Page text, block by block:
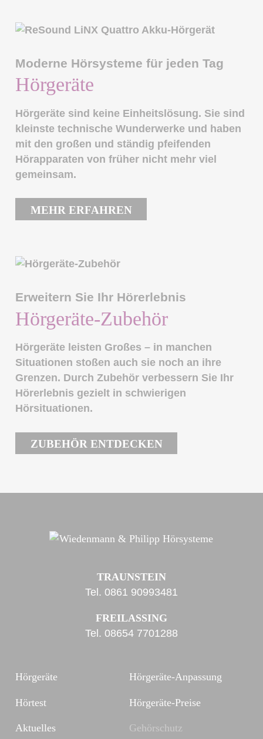
Moderne Hörsysteme für jeden Tag
Hörgeräte
Hörgeräte sind keine Einheitslösung. Sie sind
kleinste technische Wunderwerke und haben
mit den großen und ständig pfeifenden
Hörapparaten von früher nicht mehr viel
gemeinsam.
MEHR ERFAHREN
Erweitern Sie Ihr Hörerlebnis
Hörgeräte-Zubehör
Hörgeräte leisten Großes – in manchen
Situationen stoßen auch sie noch an ihre
Grenzen. Durch Zubehör verbessern Sie Ihr
Hörerlebnis gezielt in schwierigen
Hörsituationen.
ZUBEHÖR ENTDECKEN
TRAUNSTEIN
Tel. 0861 90993481
FREILASSING
Tel. 08654 7701288
Hörgeräte
Hörtest
Aktuelles
Hörgeräte-Anpassung
Hörgeräte-Preise
Gehörschutz